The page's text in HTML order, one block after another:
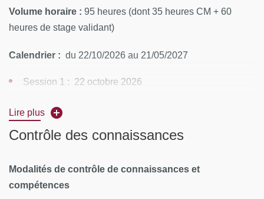
Volume horaire : 95 heures (dont 35 heures CM + 60
heures de stage validant)
Calendrier : du 22/10/2026 au 21/05/2027
Session 1 : 22 octobre 2026
Session 2 : 23 octobre 2026
Session 3 : 18 mars 2027
Session 5, 6, 7 OPTION ONCO MED/RAD ET PEDIA :
19,20,21 mai 2027
Lire plus
Contrôle des connaissances
Modalités de contrôle de connaissances et
compétences